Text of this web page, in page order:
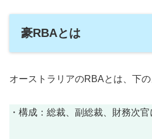
豪RBAとは
オーストラリアのRBAとは、下の
・構成：総裁、副総裁、財務次